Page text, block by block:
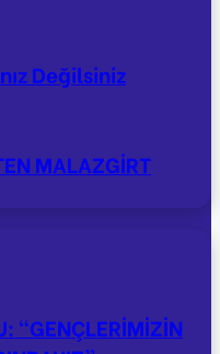
Değilsiniz
MALAZGİRT
“GENÇLERİMİZİN